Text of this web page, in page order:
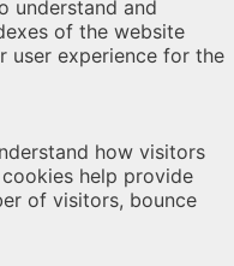
understand and
of the website
user experience for the
how visitors
help provide
of visitors, bounce